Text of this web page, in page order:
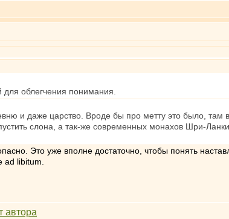
облегчения понимания.
и даже царство. Вроде бы про метту это было, там
слона, а так-же современных монахов Шри-
Это уже вполне достаточно, чтобы понять
libitum.